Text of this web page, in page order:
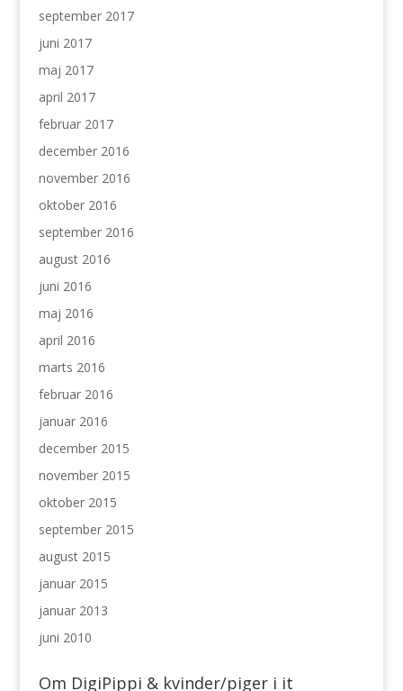
september 2017
juni 2017
maj 2017
april 2017
februar 2017
december 2016
november 2016
oktober 2016
september 2016
august 2016
juni 2016
maj 2016
april 2016
marts 2016
februar 2016
januar 2016
december 2015
november 2015
oktober 2015
september 2015
august 2015
januar 2015
januar 2013
juni 2010
Om DigiPippi & kvinder/piger i it